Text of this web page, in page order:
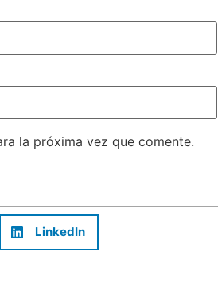
la próxima vez que comente.
LinkedIn